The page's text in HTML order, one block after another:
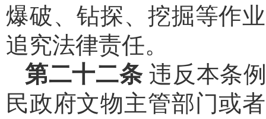
爆破、钻探、挖掘等作
追究法律责任。
第二十二条 违反本条
民政府文物主管部门或